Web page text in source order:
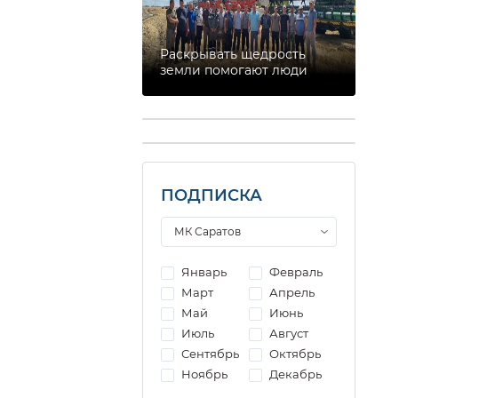
Раскрывать щедрость
земли помогают люди
ПОДПИСКА
Январь
Февраль
Март
Апрель
Май
Июнь
Июль
Август
Сентябрь
Октябрь
Ноябрь
Декабрь